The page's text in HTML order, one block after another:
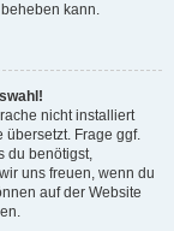
kann.
nicht installiert
Frage ggf.
du benötigst,
uns freuen, wenn du
auf der Website